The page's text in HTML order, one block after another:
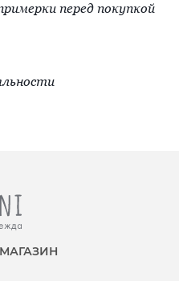
перед покупкой
МАГАЗИН